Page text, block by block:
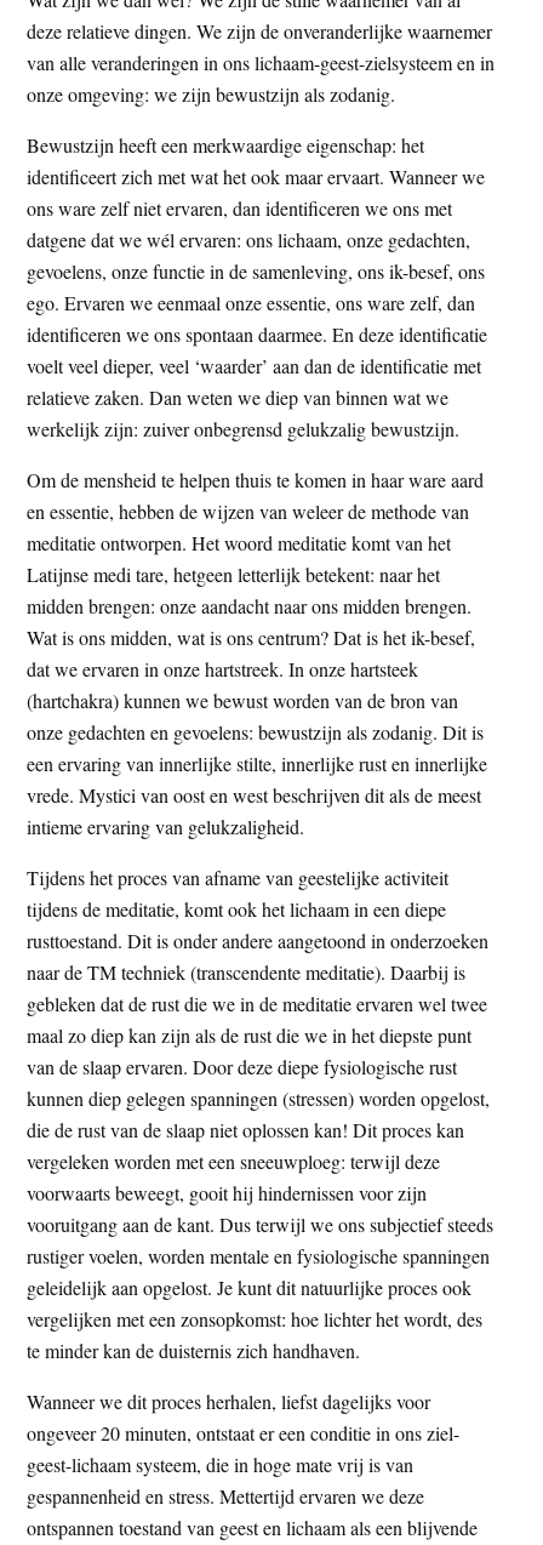
deze relatieve dingen. We zijn de onveranderlijke waarnemer
van alle veranderingen in ons lichaam-geest-zielsysteem en in
onze omgeving: we zijn bewustzijn als zodanig.
Bewustzijn heeft een merkwaardige eigenschap: het
identificeert zich met wat het ook maar ervaart. Wanneer we
ons ware zelf niet ervaren, dan identificeren we ons met
datgene dat we wél ervaren: ons lichaam, onze gedachten,
gevoelens, onze functie in de samenleving, ons ik-besef, ons
ego. Ervaren we eenmaal onze essentie, ons ware zelf, dan
identificeren we ons spontaan daarmee. En deze identificatie
voelt veel dieper, veel ‘waarder’ aan dan de identificatie met
relatieve zaken. Dan weten we diep van binnen wat we
werkelijk zijn: zuiver onbegrensd gelukzalig bewustzijn.
Om de mensheid te helpen thuis te komen in haar ware aard
en essentie, hebben de wijzen van weleer de methode van
meditatie ontworpen. Het woord meditatie komt van het
Latijnse medi tare, hetgeen letterlijk betekent: naar het
midden brengen: onze aandacht naar ons midden brengen.
Wat is ons midden, wat is ons centrum? Dat is het ik-besef,
dat we ervaren in onze hartstreek. In onze hartsteek
(hartchakra) kunnen we bewust worden van de bron van
onze gedachten en gevoelens: bewustzijn als zodanig. Dit is
een ervaring van innerlijke stilte, innerlijke rust en innerlijke
vrede. Mystici van oost en west beschrijven dit als de meest
intieme ervaring van gelukzaligheid.
Tijdens het proces van afname van geestelijke activiteit
tijdens de meditatie, komt ook het lichaam in een diepe
rusttoestand. Dit is onder andere aangetoond in onderzoeken
naar de TM techniek (transcendente meditatie). Daarbij is
gebleken dat de rust die we in de meditatie ervaren wel twee
maal zo diep kan zijn als de rust die we in het diepste punt
van de slaap ervaren. Door deze diepe fysiologische rust
kunnen diep gelegen spanningen (stressen) worden opgelost,
die de rust van de slaap niet oplossen kan! Dit proces kan
vergeleken worden met een sneeuwploeg: terwijl deze
voorwaarts beweegt, gooit hij hindernissen voor zijn
vooruitgang aan de kant. Dus terwijl we ons subjectief steeds
rustiger voelen, worden mentale en fysiologische spanningen
geleidelijk aan opgelost. Je kunt dit natuurlijke proces ook
vergelijken met een zonsopkomst: hoe lichter het wordt, des
te minder kan de duisternis zich handhaven.
Wanneer we dit proces herhalen, liefst dagelijks voor
ongeveer 20 minuten, ontstaat er een conditie in ons ziel-
geest-lichaam systeem, die in hoge mate vrij is van
gespannenheid en stress. Mettertijd ervaren we deze
ontspannen toestand van geest en lichaam als een blijvende